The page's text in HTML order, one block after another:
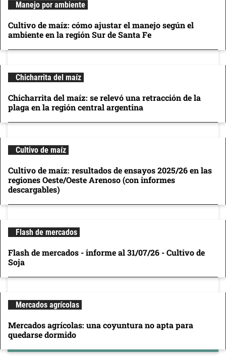
Manejo por ambiente
Cultivo de maíz: cómo ajustar el manejo según el
ambiente en la región Sur de Santa Fe
Chicharrita del maíz
Chicharrita del maíz: se relevó una retracción de la
plaga en la región central argentina
Cultivo de maíz
Cultivo de maíz: resultados de ensayos 2025/26 en las
regiones Oeste/Oeste Arenoso (con informes
descargables)
Flash de mercados
Flash de mercados - informe al 31/07/26 - Cultivo de
Soja
Mercados agrícolas
Mercados agrícolas: una coyuntura no apta para
quedarse dormido